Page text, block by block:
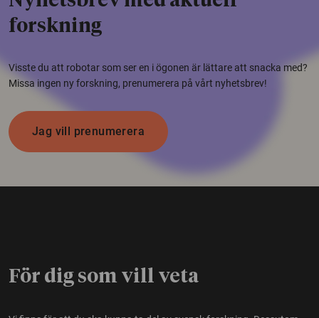
forskning
Visste du att robotar som ser en i ögonen är lättare att snacka med?
Missa ingen ny forskning, prenumerera på vårt nyhetsbrev!
Jag vill prenumerera
För dig som vill veta